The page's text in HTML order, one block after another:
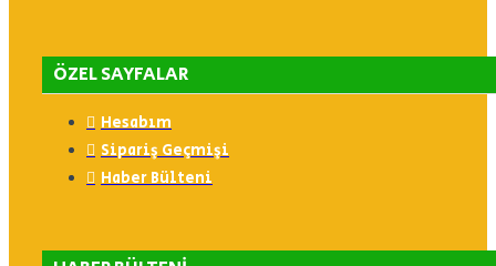
ÖZEL SAYFALAR
Hesabım
Sipariş Geçmişi
Haber Bülteni